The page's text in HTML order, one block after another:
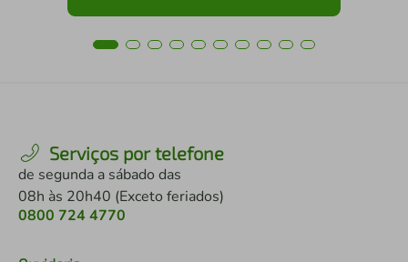
Serviços por telefone
de segunda a sábado das
08h às 20h40 (Exceto feriados)
0800 724 4770